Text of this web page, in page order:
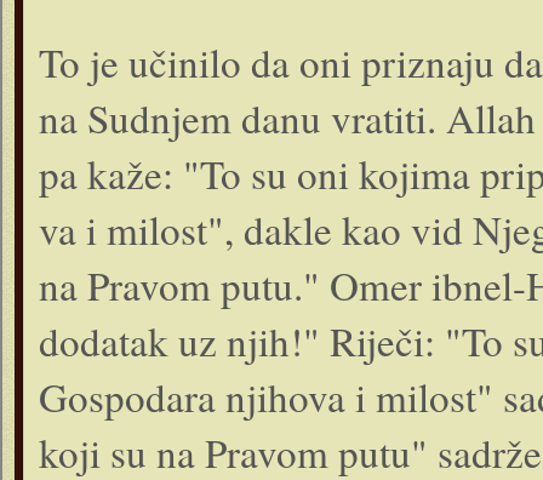
To je učinilo da oni priznaju
na Sudnjem danu vratiti.
pa kaže: "To su oni koji­ma
va i milost", dakle kao vid
na Pravom putu." Omer
dodatak uz njih!" Riječi: "To
Gospodara njihova i milost"
koji su na Pravom putu"